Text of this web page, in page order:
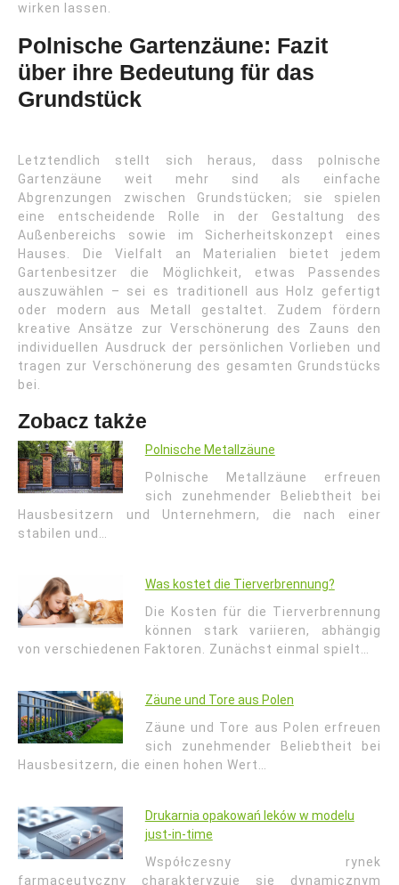
wirken lassen.
Polnische Gartenzäune: Fazit
über ihre Bedeutung für das
Grundstück
Letztendlich stellt sich heraus, dass polnische
Gartenzäune weit mehr sind als einfache
Abgrenzungen zwischen Grundstücken; sie spielen
eine entscheidende Rolle in der Gestaltung des
Außenbereichs sowie im Sicherheitskonzept eines
Hauses. Die Vielfalt an Materialien bietet jedem
Gartenbesitzer die Möglichkeit, etwas Passendes
auszuwählen – sei es traditionell aus Holz gefertigt
oder modern aus Metall gestaltet. Zudem fördern
kreative Ansätze zur Verschönerung des Zauns den
individuellen Ausdruck der persönlichen Vorlieben und
tragen zur Verschönerung des gesamten Grundstücks
bei.
Zobacz także
Polnische Metallzäune
Polnische Metallzäune erfreuen
sich zunehmender Beliebtheit bei
Hausbesitzern und Unternehmern, die nach einer
stabilen und…
Was kostet die Tierverbrennung?
Die Kosten für die Tierverbrennung
können stark variieren, abhängig
von verschiedenen Faktoren. Zunächst einmal spielt…
Zäune und Tore aus Polen
Zäune und Tore aus Polen erfreuen
sich zunehmender Beliebtheit bei
Hausbesitzern, die einen hohen Wert…
Drukarnia opakowań leków w modelu
just-in-time
Współczesny rynek
farmaceutyczny charakteryzuje się dynamicznym